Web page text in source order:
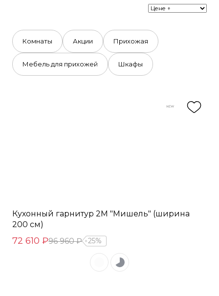
Комнаты Акции Прихожая
Мебель для прихожей Шкафы
Кухонный гарнитур 2М "Мишель" (ширина
200 см)
72 610 ₽96 960 ₽ 25%